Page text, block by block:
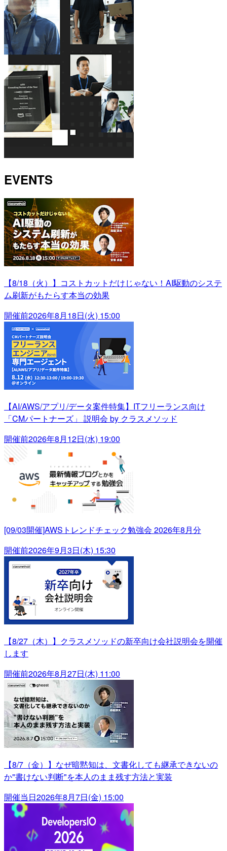
EVENTS
【8/18（火）】コストカットだけじゃない！AI駆動のシステ
ム刷新がもたらす本当の効果
開催前2026年8月18日(火) 15:00
【AI/AWS/アプリ/データ案件特集】ITフリーランス向け
「CMパートナーズ」 説明会 by クラスメソッド
開催前2026年8月12日(水) 19:00
[09/03開催]AWSトレンドチェック勉強会 2026年8月分
開催前2026年9月3日(木) 15:30
【8/27（木）】クラスメソッドの新卒向け会社説明会を開催
します
開催前2026年8月27日(木) 11:00
【8/7（金）】なぜ暗黙知は、文書化しても継承できないの
か"書けない判断"を本人のまま残す方法と実装
開催当日2026年8月7日(金) 15:00